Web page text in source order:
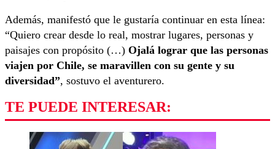
Además, manifestó que le gustaría continuar en esta línea:
“Quiero crear desde lo real, mostrar lugares, personas y
paisajes con propósito (…) Ojalá lograr que las personas
viajen por Chile, se maravillen con su gente y su
diversidad”, sostuvo el aventurero.
TE PUEDE INTERESAR: